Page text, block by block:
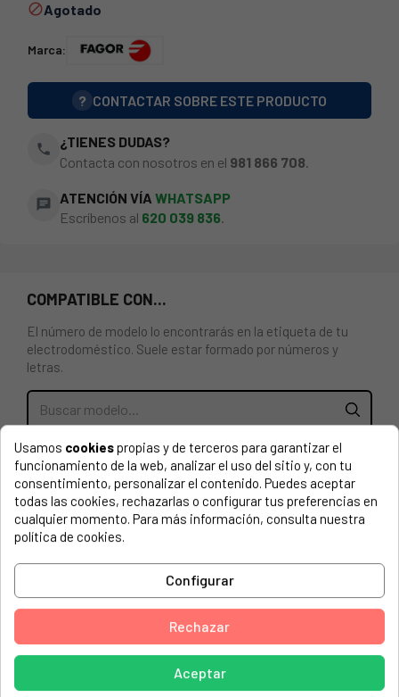
Agotado
Marca:
? CONTACTAR SOBRE ESTE PRODUCTO
phone
¿TIENES DUDAS?
Contacta con nosotros en el 981 866 708
chat ATENCIÓN VÍA WHATSAPP
Escríbenos al 620 039 836.
COMPATIBLE CON...
El número de modelo lo encontrarás en la etiqueta de tu
electrodoméstico. Suele estar formado por números y
letras.
BISAGRA SUPERIOR FRIGORIFICO FAGOR, *****OJO****
ANTES DE PEDIDO, HACER CONSULTA DE ESTE
PRODUCTO SI NO LOCALIZAS TU MODELO EN EL LISTADO
******
ASPES, AD1700- 904020016
ASPES, AFD171- 904020001
FAGOR, 904010064
FAGOR, 904010078
Usamos cookiespropias y de terceros para garantizar el
funcionamiento de la web, analizar el uso del sitio y, con tu
consentimiento, personalizar el contenido. Puedes aceptar
todas las cookies, rechazarlas o configurar tus preferencias en
cualquier momento. Para más información, consulta nuestra
política de cookies.
Configurar
Rechazar
Aceptar